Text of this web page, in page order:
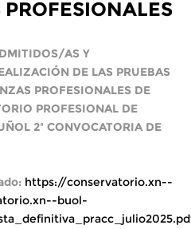
AS Y
DE LAS PRUEBAS
PROFESIONALES DE
PROFESIONAL DE
2ª CONVOCATORIA DE
https://conservatorio.xn--
buol-